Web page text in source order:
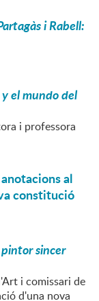
i Rabell:
el mundo del
i professora
al
constitució
sincer
i comissari de
d'una nova